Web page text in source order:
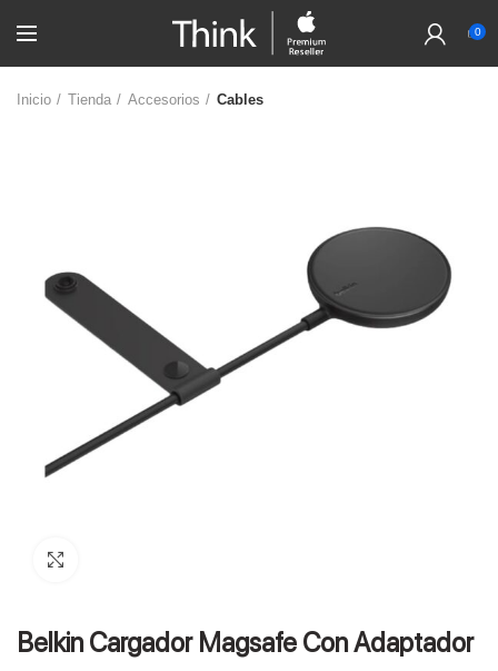
0
Inicio Tienda Accesorios Cables
Belkin Cargador Magsafe Con Adaptador